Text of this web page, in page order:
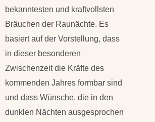
bekanntesten und kraftvollsten
Bräuchen der Raunächte. Es
basiert auf der Vorstellung, dass
in dieser besonderen
Zwischenzeit die Kräfte des
kommenden Jahres formbar sind
und dass Wünsche, die in den
dunklen Nächten ausgesprochen